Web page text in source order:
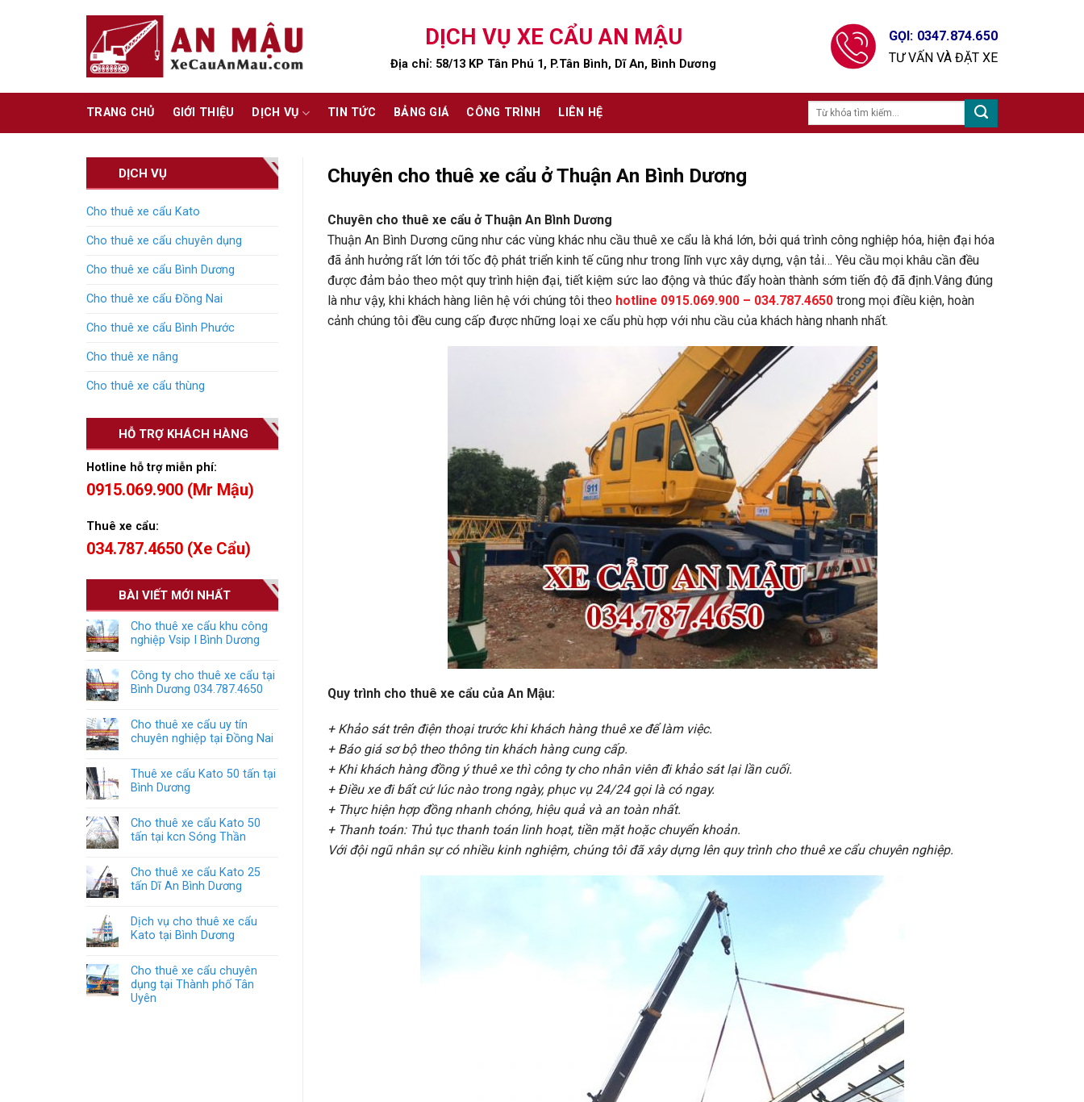
DỊCH VỤ XE CẨU AN MẬU
Địa chỉ: 58/13 KP Tân Phú 1, P.Tân Bình, Dĩ An, Bình Dương
GỌI: 0347.874.650
TƯ VẤN VÀ ĐẶT XE
TRANG CHỦ GIỚI THIỆU DỊCH VỤ TIN TỨC BẢNG GIÁ CÔNG TRÌNH LIÊN HỆ
DỊCH VỤ
Cho thuê xe cẩu Kato
Cho thuê xe cẩu chuyên dụng
Cho thuê xe cẩu Bình Dương
Cho thuê xe cẩu Đồng Nai
Cho thuê xe cẩu Bình Phước
Cho thuê xe nâng
Cho thuê xe cẩu thùng
HỖ TRỢ KHÁCH HÀNG
Hotline hỗ trợ miễn phí:
0915.069.900 (Mr Mậu)
Thuê xe cẩu:
034.787.4650 (Xe Cẩu)
BÀI VIẾT MỚI NHẤT
Cho thuê xe cẩu khu công
nghiệp Vsip I Bình Dương
Công ty cho thuê xe cẩu tại
Bình Dương 034.787.4650
Cho thuê xe cẩu uy tín
chuyên nghiệp tại Đồng Nai
Thuê xe cẩu Kato 50 tấn tại
Bình Dương
Cho thuê xe cẩu Kato 50
tấn tại kcn Sóng Thần
Cho thuê xe cẩu Kato 25
tấn Dĩ An Bình Dương
Dịch vụ cho thuê xe cẩu
Kato tại Bình Dương
Cho thuê xe cẩu chuyên
dụng tại Thành phố Tân
Uyên
Chuyên cho thuê xe cẩu ở Thuận An Bình Dương
Chuyên cho thuê xe cẩu ở Thuận An Bình Dương
Thuận An Bình Dương cũng như các vùng khác nhu cầu thuê xe cẩu là khá lớn, bởi quá trình công nghiệp hóa, hiện đại hóa
đã ảnh hưởng rất lớn tới tốc độ phát triển kinh tế cũng như trong lĩnh vực xây dựng, vận tải… Yêu cầu mọi khâu cần đều
được đảm bảo theo một quy trình hiện đại, tiết kiệm sức lao động và thúc đẩy hoàn thành sớm tiến độ đã định.Vâng đúng
là như vậy, khi khách hàng liên hệ với chúng tôi theo hotline 0915.069.900 – 034.787.4650trong mọi điều kiện, hoàn
cảnh chúng tôi đều cung cấp được những loại xe cẩu phù hợp với nhu cầu của khách hàng nhanh nhất.
Quy trình cho thuê xe cẩu của An Mậu:
+ Khảo sát trên điện thoại trước khi khách hàng thuê xe để làm việc.
+ Báo giá sơ bộ theo thông tin khách hàng cung cấp.
+ Khi khách hàng đồng ý thuê xe thì công ty cho nhân viên đi khảo sát lại lần cuối.
+ Điều xe đi bất cứ lúc nào trong ngày, phục vụ 24/24 gọi là có ngay.
+ Thực hiện hợp đồng nhanh chóng, hiệu quả và an toàn nhất.
+ Thanh toán: Thủ tục thanh toán linh hoạt, tiền mặt hoặc chuyển khoản.
Với đội ngũ nhân sự có nhiều kinh nghiệm, chúng tôi đã xây dựng lên quy trình cho thuê xe cẩu chuyên nghiệp.